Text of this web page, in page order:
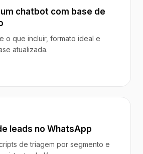
chatbot com base de
o que incluir, formato ideal e
atualizada.
leads no WhatsApp
de triagem por segmento e